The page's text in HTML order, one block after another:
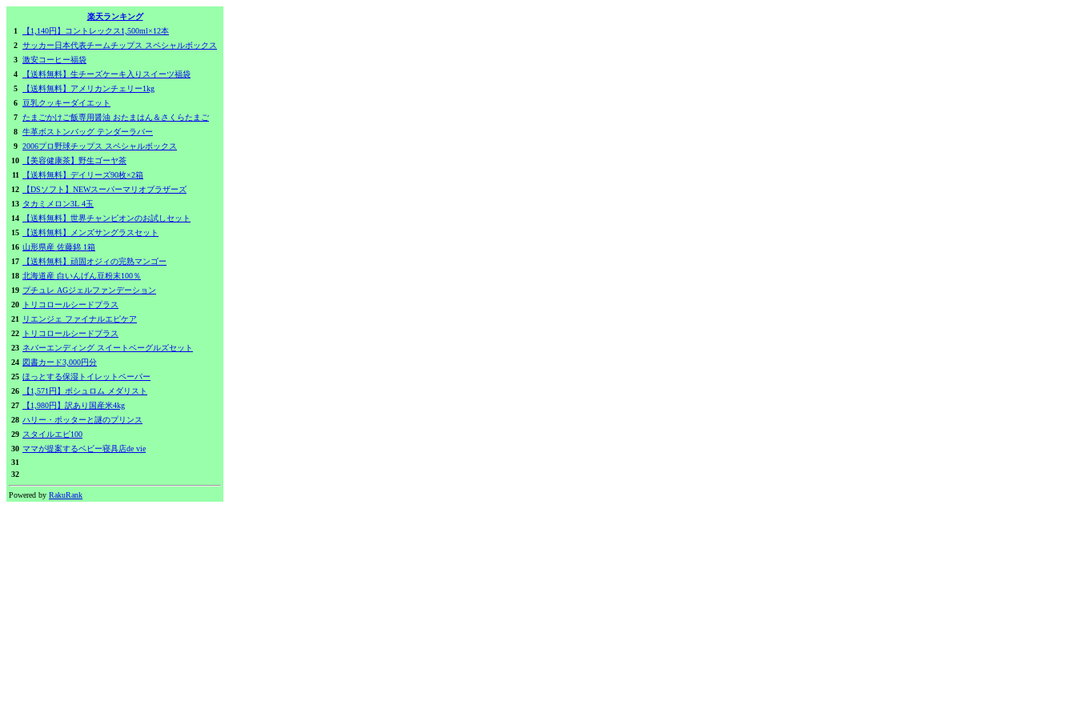
楽天ランキング
1
【1,140円】コントレックス1,500ml×12本
2 サッカー日本代表チームチップス スペシャルボックス
3 激安コーヒー福袋
4
【送料無料】生チーズケーキ入りスイーツ福袋
5
【送料無料】アメリカンチェリー1kg
6 豆乳クッキーダイエット
7 たまごかけご飯専用醤油 おたまはん＆さくらたまご
8 牛革ボストンバッグ テンダーラバー
9 2006プロ野球チップス スペシャルボックス
10
【美容健康茶】野生ゴーヤ茶
11
【送料無料】デイリーズ90枚×2箱
12
【DSソフト】NEWスーパーマリオブラザーズ
13 タカミメロン3L 4玉
14
【送料無料】世界チャンピオンのお試しセット
15
【送料無料】メンズサングラスセット
16 山形県産 佐藤錦 1箱
17
【送料無料】頑固オジィの完熟マンゴー
18 北海道産 白いんげん豆粉末100％
19 プチュレ AGジェルファンデーション
20
トリコロールシードプラス
21
リエンジェ ファイナルエピケア
22
トリコロールシードプラス
23 ネバーエンディング スイートベーグルズセット
24 図書カード3,000円分
25 ほっとする保湿トイレットペーパー
26
【1,571円】ボシュロム メダリスト
27
【1,980円】訳あり国産米4kg
28 ハリー・ポッターと謎のプリンス
29 スタイルエピ100
30 ママが提案するベビー寝具店de vie
31
32
Powered by RakuRank